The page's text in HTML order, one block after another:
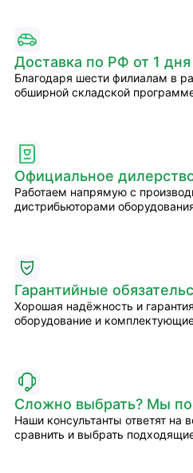
Доставка по РФ от 1 дня
Благодаря шести филиалам в
обширной складской
Официальное
Работаем напрямую с
дистрибьюторами
Гарантийные
Хорошая надёжность и
оборудование и
Сложно выбрать? Мы
Наши консультанты ответят на
сравнить и выбрать